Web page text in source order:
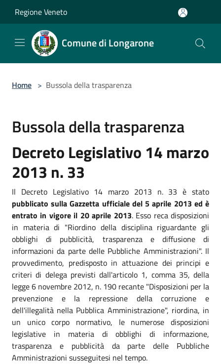
Regione Veneto
Comune di Longarone
Home > Bussola della trasparenza
Bussola della trasparenza
Decreto Legislativo 14 marzo
2013 n. 33
Il Decreto Legislativo 14 marzo 2013 n. 33 è stato
pubblicato sulla Gazzetta ufficiale del 5 aprile 2013 ed è
entrato in vigore il 20 aprile 2013. Esso reca disposizioni
in materia di "Riordino della disciplina riguardante gli
obblighi di pubblicità, trasparenza e diffusione di
informazioni da parte delle Pubbliche Amministrazioni". Il
provvedimento, predisposto in attuazione dei principi e
criteri di delega previsti dall'articolo 1, comma 35, della
legge 6 novembre 2012, n. 190 recante "Disposizioni per la
prevenzione e la repressione della corruzione e
dell'illegalità nella Pubblica Amministrazione", riordina, in
un unico corpo normativo, le numerose disposizioni
legislative in materia di obblighi di informazione,
trasparenza e pubblicità da parte delle Pubbliche
Amministrazioni susseguitesi nel tempo.